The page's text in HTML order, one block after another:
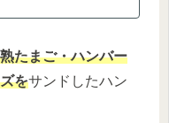
たまご・ハンバー
をサンドしたハン